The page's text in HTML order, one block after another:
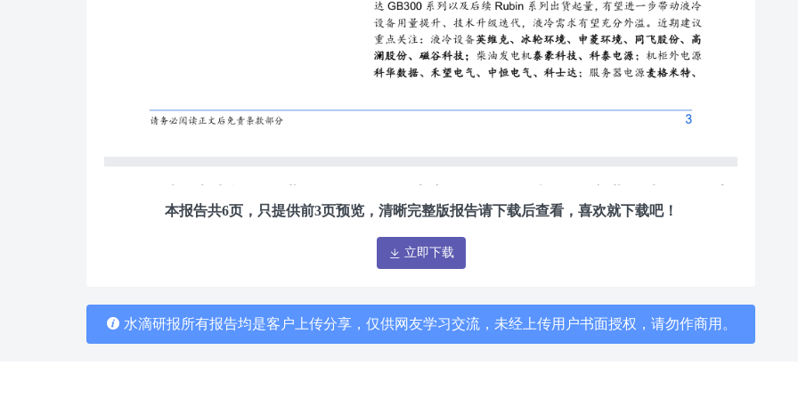
击即可下载。报告格式为PDF，大小0.7M，页数6页，欢迎下载。
本报告共6页，只提供前3页预览，清晰完整版报告请下载后查看，喜欢就下载吧！
立即下载
水滴研报所有报告均是客户上传分享，仅供网友学习交流，未经上传用户书面授权，请勿作商用。